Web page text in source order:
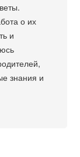
о их
и
знания и